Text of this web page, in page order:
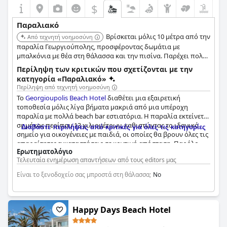
$
Παραλιακό
Από τεχνητή νοημοσύνη
Βρίσκεται μόλις 10 μέτρα από την
παραλία Γεωργιούπολης, προσφέροντας δωμάτια με
μπαλκόνια με θέα στη θάλασσα και την πισίνα. Παρέχει πολύ
κοντινή απόσταση και θέα στην παραλία και τη θάλασσα.
Περίληψη των κριτικών που σχετίζονται με την
κατηγορία «Παραλιακό»
Περίληψη από τεχνητή νοημοσύνη
ΤοGeorgioupolis Beach Hotelδιαθέτει μια εξαιρετική
τοποθεσία μόλις λίγα βήματα μακριά από μια υπέροχη
παραλία με πολλά beach bar εστιατόρια. Η παραλία εκτείνεται
σε μήκος περίπου 13 χιλιομέτρων, καθιστώντας το ιδανικό
σημείο για οικογένειες με παιδιά, οι οποίες θα βρουν όλες τις
απαραίτητες εγκαταστάσεις σε κοντινή απόσταση. Παρόλο
που ορισμένοι επισκέπτες θεωρούν την παραλία μέτρια,
εντούτοις είναι μια ιδανική τοποθεσία για χαλαρωτικές και
άνετες διακοπές στην παραλία. Το προσωπικό του
ξενοδοχείου είναι φιλικό και ευέλικτο, εξασφαλίζοντας μια
έχουν εκπληκτική θέα στην παραλία και ορισμένα διαθέτουν
ακόμη και τζακούζι με θέα στη θάλασσα. Επιπλέον, το
ξενοδοχείο βρίσκεται σε κεντρική τοποθεσία στη γοητευτική
Διαβάστε περιλήψεις από κριτικές για όλες τις κατηγορίες
Ερωτηματολόγιο
Τελευταία ενημέρωση απαντήσεων από τους editors μας
Είναι το ξενοδοχείο σας μπροστά στη θάλασσα; No
Happy Days Beach Hotel